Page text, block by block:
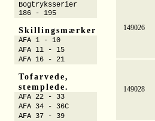
149026
149028
Bogtryksserier
186 - 195
Skillingsmærker
AFA 1 - 10
AFA 11 - 15
AFA 16 - 21
Tofarvede,
stemplede.
AFA 22 - 33
AFA 34 - 36C
AFA 37 - 39